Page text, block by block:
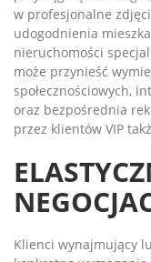
w profesjonalne
udogodnienia
nieruchomości
może przynieść
społecznościowych,
oraz bezpośrednia
przez klientów VIP
Klienci wynajmujący